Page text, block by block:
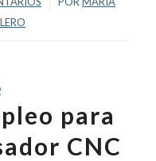
para
CNC